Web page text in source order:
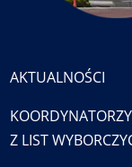
AKTUALNOŚCI
Z LIST